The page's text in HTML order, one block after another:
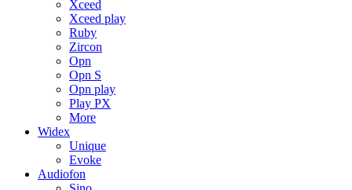
Xceed
Xceed play
Ruby
Zircon
Opn
Opn S
Opn play
Play PX
More
Widex
Unique
Evoke
Audiofon